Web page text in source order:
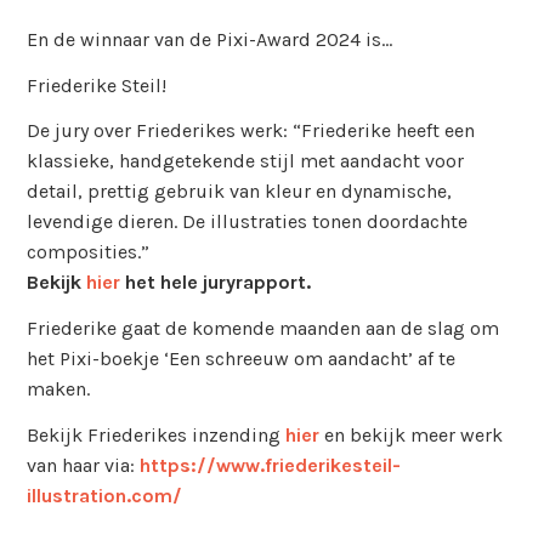
En de winnaar van de Pixi-Award 2024 is…
Friederike Steil!
De jury over Friederikes werk: “Friederike heeft een
klassieke, handgetekende stijl met aandacht voor
detail, prettig gebruik van kleur en dynamische,
levendige dieren. De illustraties tonen doordachte
composities.”
Bekijk hier het hele juryrapport.
Friederike gaat de komende maanden aan de slag om
het Pixi-boekje ‘Een schreeuw om aandacht’ af te
maken.
Bekijk Friederikes inzending hieren bekijk meer werk
van haar via: https://www.friederikesteil-
illustration.com/